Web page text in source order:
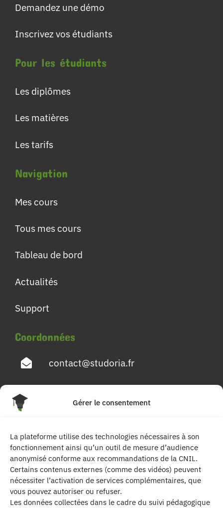
Gérer le consentement
La plateforme utilise des technologies nécessaires à son
fonctionnement ainsi qu’un outil de mesure d’audience
anonymisé conforme aux recommandations de la CNIL.
Certains contenus externes (comme des vidéos) peuvent
nécessiter l’activation de services complémentaires, que
vous pouvez autoriser ou refuser.
Les données collectées dans le cadre du suivi pédagogique
Demandez une démo
Inscrivez vos étudiants
Pour les étudiants
Les diplômes
Les matières
Les tarifs
Navigation
Mes cours
Tous mes cours
Tableau de bord
Actualités
Support
Coordonnées
contact@studoria.fr
4 Rue Georges Pompidou
Suivez-nous